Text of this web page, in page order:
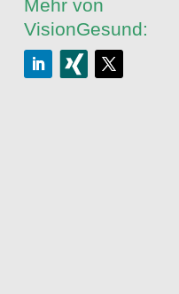
Mehr von
VisionGesund: